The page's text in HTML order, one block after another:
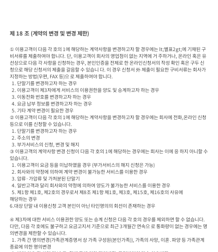
제 18 조 (계약의 변경 및 변경 제한)
① 이용고객이 다음 각 호의 1에 해당하는 계약사항을 변경하고자 할 경우에는 lt;별표2gt;에 기재된 구
비서류를 제출하여야 합니다. 단, 이용고객이 회사의 영업점이 없는 지역에 거 주하거나, 온라인 혹은 유
선상으로 다음 각 사항을 신청하는 경우, 본인인증을 전제로 한 온라인신청서의 작성 확인 혹은 구두 신
청으로 해당 신청서의 제출을 갈음할 수 있습니 다. 이 경우 신청서 外 제출이 필요한 구비서류는 회사가
지정하는 방법(우편, FAX 등)으 로 제출하여야 합니다.
② 이용고객이 다음 각 호의 1에 해당하는 계약사항을 변경하고자 할 경우에는 회사에 전화,온라인 신청
등으로 이를 신청할 수 있습니다.
③ 이용고객의 계약사항 변경 신청이 다음 각 호의 1에 해당하는 경우에는 회사는 이에 응 하지 아니할 수
있습니다.
해당하는 경우
6.대상 단말 내 이용신청 고객 본인이 아닌 타인명의의 회선이 존재하는 경우
④ 제3자에 대한 서비스 이용권한 양도 또는 승계 신청은 다음 각 호의 경우를 제외하면 할 수 없습니다.
다만, 다음 각 호에도 불구하고 요금고지서 기준으로 최근 3개월간 연속으 로 통화량이 없는 경우에는 명
의변경을 제한할 수 있습니다.
종료에 의한 명의변경